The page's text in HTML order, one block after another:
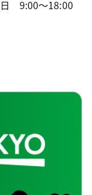
9:00～18:00